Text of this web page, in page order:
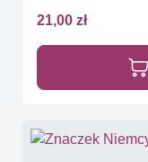
21,00 zł